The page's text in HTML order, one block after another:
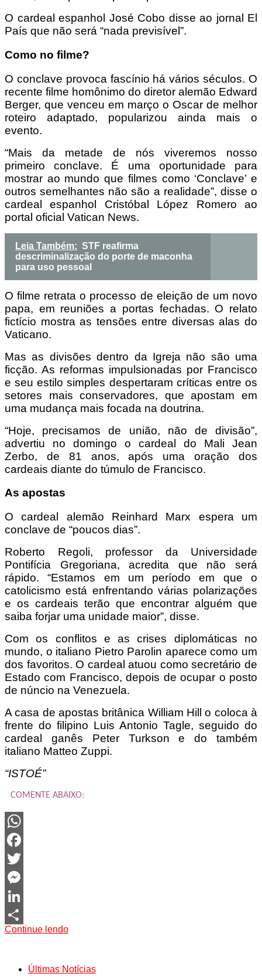
O cardeal espanhol José Cobo disse ao jornal El
País que não será “nada previsível”.
Como no filme?
O conclave provoca fascínio há vários séculos. O
recente filme homônimo do diretor alemão Edward
Berger, que venceu em março o Oscar de melhor
roteiro adaptado, popularizou ainda mais o
evento.
“Mais da metade de nós viveremos nosso
primeiro conclave. É uma oportunidade para
mostrar ao mundo que filmes como ‘Conclave’ e
outros semelhantes não são a realidade”, disse o
cardeal espanhol Cristóbal López Romero ao
portal oficial Vatican News.
Leia Também: STF reafirma
descriminalização do porte de maconha
para uso pessoal
O filme retrata o processo de eleição de um novo
papa, em reuniões a portas fechadas. O relato
fictício mostra as tensões entre diversas alas do
Vaticano.
Mas as divisões dentro da Igreja não são uma
ficção. As reformas impulsionadas por Francisco
e seu estilo simples despertaram críticas entre os
setores mais conservadores, que apostam em
uma mudança mais focada na doutrina.
“Hoje, precisamos de união, não de divisão”,
advertiu no domingo o cardeal do Mali Jean
Zerbo, de 81 anos, após uma oração dos
cardeais diante do túmulo de Francisco.
As apostas
O cardeal alemão Reinhard Marx espera um
conclave de “poucos dias”.
Roberto Regoli, professor da Universidade
Pontifícia Gregoriana, acredita que não será
rápido. “Estamos em um período em que o
catolicismo está enfrentando várias polarizações
e os cardeais terão que encontrar alguém que
saiba forjar uma unidade maior”, disse.
Com os conflitos e as crises diplomáticas no
mundo, o italiano Pietro Parolin aparece como um
dos favoritos. O cardeal atuou como secretário de
Estado com Francisco, depois de ocupar o posto
de núncio na Venezuela.
A casa de apostas britânica William Hill o coloca à
frente do filipino Luis Antonio Tagle, seguido do
cardeal ganês Peter Turkson e do também
italiano Matteo Zuppi.
“ISTOÉ”
COMENTE ABAIXO:
WhatsApp
Facebook
Twitter
Messenger
LinkedIn
Share
Continue lendo
Últimas Notícias